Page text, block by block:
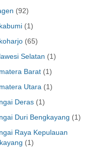
(92)
(1)
(65)
Selatan (1)
Barat (1)
Utara (1)
Deras (1)
Duri Bengkayang (1)
Raya Kepulauan
(1)